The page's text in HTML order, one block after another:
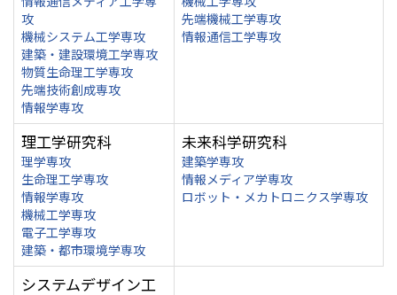
攻
機械システム工学専攻
建築・建設環境工学専攻
物質生命理工学専攻
先端技術創成専攻
情報学専攻
先端機械工学専攻
情報通信工学専攻
理工学研究科
理学専攻
生命理工学専攻
情報学専攻
機械工学専攻
電子工学専攻
建築・都市環境学専攻
未来科学研究科
建築学専攻
情報メディア学専攻
ロボット・メカトロニクス学専攻
システムデザイン工